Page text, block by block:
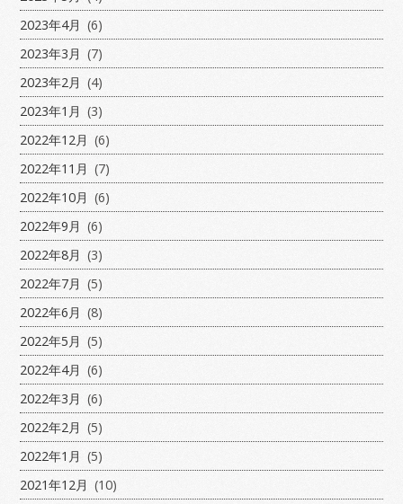
2023年4月 (6)
2023年3月 (7)
2023年2月 (4)
2023年1月 (3)
2022年12月 (6)
2022年11月 (7)
2022年10月 (6)
2022年9月 (6)
2022年8月 (3)
2022年7月 (5)
2022年6月 (8)
2022年5月 (5)
2022年4月 (6)
2022年3月 (6)
2022年2月 (5)
2022年1月 (5)
2021年12月 (10)